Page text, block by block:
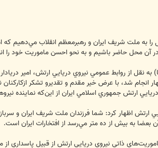
را به ملت شريف ايران و رهبرمعظم انقلاب مي‌دهيم
در آن محل حاضر باشيم و به نحو احسن ماموريت خود را
به نقل از روابط عمومي نيروي دريايي ارتش، امير
انجام شد، با عرض خير مقدم و تقديرو تشكر
ارتش جمهوري اسلامي ايران از اين‌كه نماينده
ارتش اظهار كرد: شما فرزندان ملت شريف ايران و
بعضا به بيش از ده متر مي‌رسد از افتخارات ايران است.
ذاتي نيروي دريايي ارتش از قبيل